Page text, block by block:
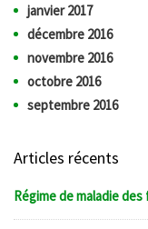
janvier 2017
décembre 2016
novembre 2016
octobre 2016
septembre 2016
Articles récents
Régime de maladie